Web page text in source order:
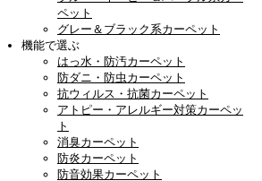
ペット
グレー＆ブラック系カーペット
機能で選ぶ
はっ水・防汚カーペット
防ダニ・防虫カーペット
抗ウィルス・抗菌カーペット
アトピー・アレルギー対策カーペッ
ト
消臭カーペット
防炎カーペット
防音効果カーペット